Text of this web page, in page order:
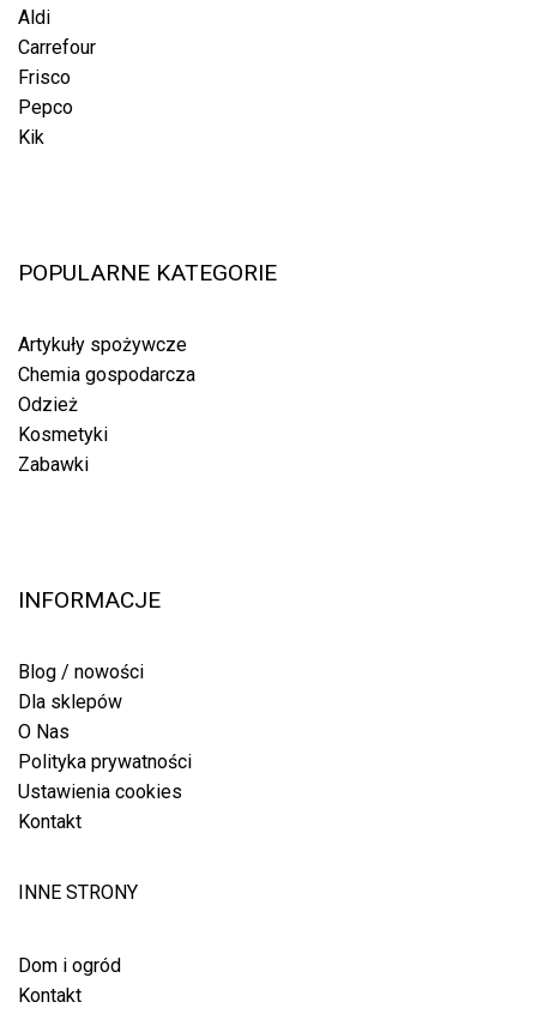
Aldi
Carrefour
Frisco
Pepco
Kik
POPULARNE KATEGORIE
Artykuły spożywcze
Chemia gospodarcza
Odzież
Kosmetyki
Zabawki
INFORMACJE
Blog / nowości
Dla sklepów
O Nas
Polityka prywatności
Ustawienia cookies
Kontakt
INNE STRONY
Dom i ogród
Kontakt